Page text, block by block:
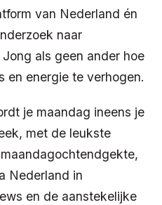
van Nederland én
naar
als geen ander hoe
en energie te verhogen.
je maandag ineens je
met de leukste
Nederland in
en de aanstekelijke